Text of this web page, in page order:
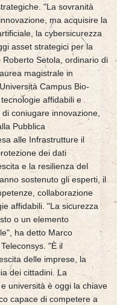
"La sovranità
ma acquisire la
la cybersicurezza
asset strategici per la
Setola, ordinario di
magistrale in
Campus Bio-
affidabili e
coniugare innovazione,
Pubblica
alle Infrastrutture il
dei dati
e la resilienza del
sostenuto gli esperti, il
collaborazione
affidabili. "La sicurezza
o un elemento
ha detto Marco
"È il
delle imprese, la
dei cittadini. La
università è oggi la chiave
capace di competere a